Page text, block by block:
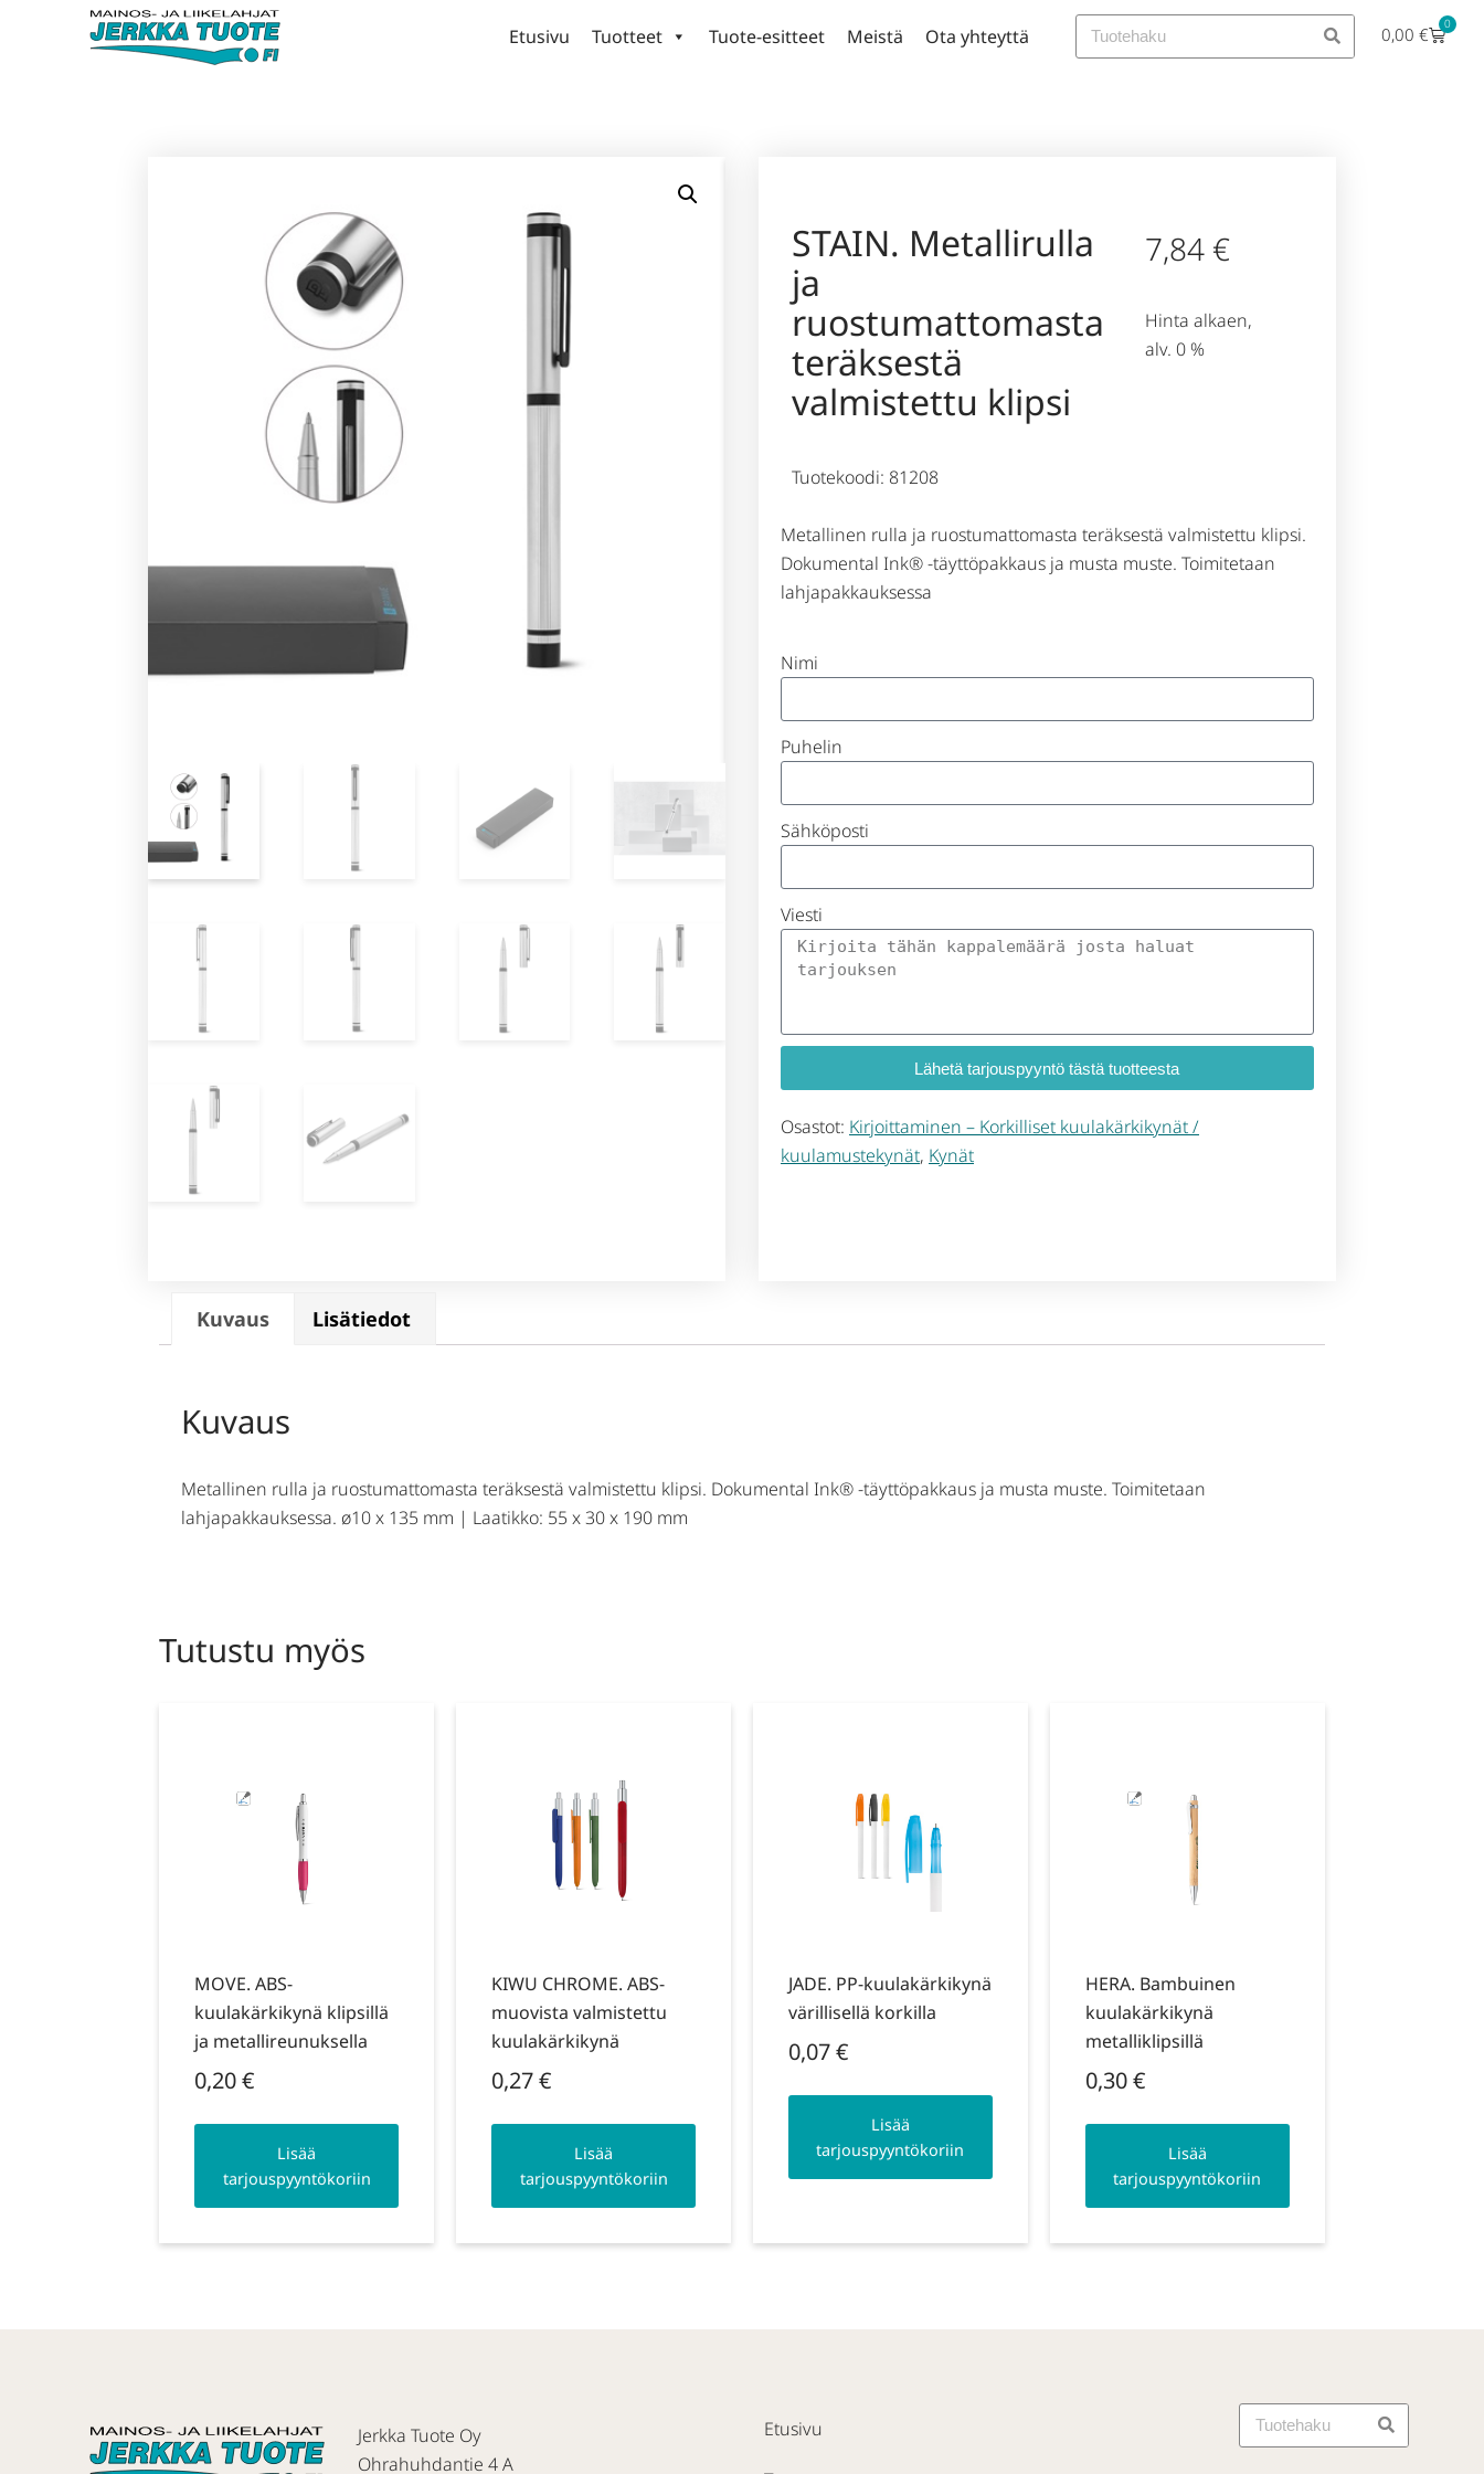
Etusivu Tuotteet Tuote-esitteet Meistä Ota yhteyttä 0,00€ 0
STAIN. Metallirulla
ja
ruostumattomasta
teräksestä
valmistettu klipsi
Tuotekoodi: 81208
7,84 €
Hinta alkaen,
alv. 0 %
Metallinen rulla ja ruostumattomasta teräksestä valmistettu klipsi.
Dokumental Ink® -täyttöpakkaus ja musta muste. Toimitetaan
lahjapakkauksessa
Nimi
Puhelin
Sähköposti
Viesti
Lähetä tarjouspyyntö tästä tuotteesta
Osastot: Kirjoittaminen – Korkilliset kuulakärkikynät /
kuulamustekynät, Kynät
Kuvaus Lisätiedot
Kuvaus
Metallinen rulla ja ruostumattomasta teräksestä valmistettu klipsi. Dokumental Ink® -täyttöpakkaus ja musta muste. Toimitetaan
lahjapakkauksessa. ø10 x 135 mm | Laatikko: 55 x 30 x 190 mm
Tutustu myös
MOVE. ABS-
kuulakärkikynä klipsillä
ja metallireunuksella
0,20€
Lisää
tarjouspyyntökoriin
KIWU CHROME. ABS-
muovista valmistettu
kuulakärkikynä
0,27€
Lisää
tarjouspyyntökoriin
JADE. PP-kuulakärkikynä
värillisellä korkilla
0,07€
Lisää
tarjouspyyntökoriin
HERA. Bambuinen
kuulakärkikynä
metalliklipsillä
0,30€
Lisää
tarjouspyyntökoriin
Jerkka Tuote Oy
Ohrahuhdantie 4 A
Etusivu